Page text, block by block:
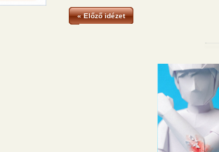
« Előző idézet